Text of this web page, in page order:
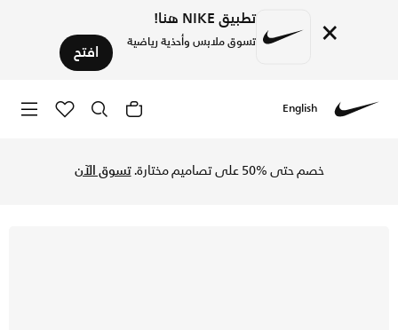
× تطبيق NIKE هنا!
تسوق ملابس وأحذية رياضية افتح
English
خصم حتى %50 على تصاميم مختارة. تسوق الآن